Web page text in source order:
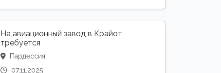
На авиационный завод в Крайот
требуется
Пардессия
07.11.2025